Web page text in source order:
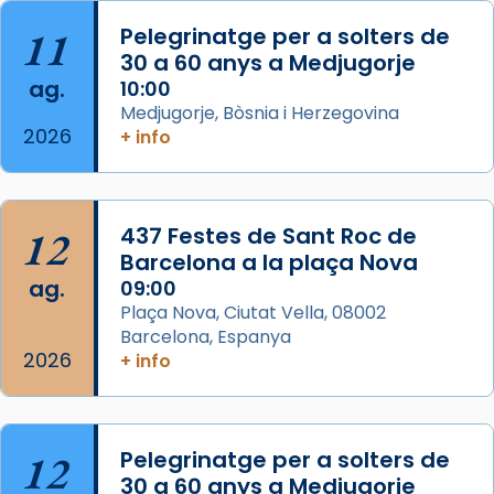
Santes a Mataró»🥵.
Photo
View on Facebook ·
Jaume, fill de Zebedeu, és juntament amb el
seu germà Joan i Pere un dels que
acompanyava més de prop Jesús.
Segons el llibre dels Fets (12,2) fou el primer
apòstol màrtir, decapitat a Jerusalem per
Herodes Agripa (vers l'any 44).
Regnes castellans i més tard de tota
11
ag.
2026
Pelegrinatge per a solters de
30 a 60 anys a Medjugorje
10:00
Medjugorje, Bòsnia i Herzegovina
+ info
12
ag.
2026
437 Festes de Sant Roc de
Barcelona a la plaça Nova
09:00
Plaça Nova, Ciutat Vella, 08002
Barcelona, Espanya
+ info
12
Pelegrinatge per a solters de
30 a 60 anys a Medjugorje